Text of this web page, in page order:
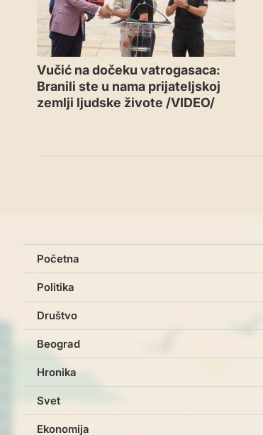
Vučić na dočeku vatrogasaca:
Branili ste u nama prijateljskoj
zemlji ljudske živote /VIDEO/
Početna
Politika
Društvo
Beograd
Hronika
Svet
Ekonomija